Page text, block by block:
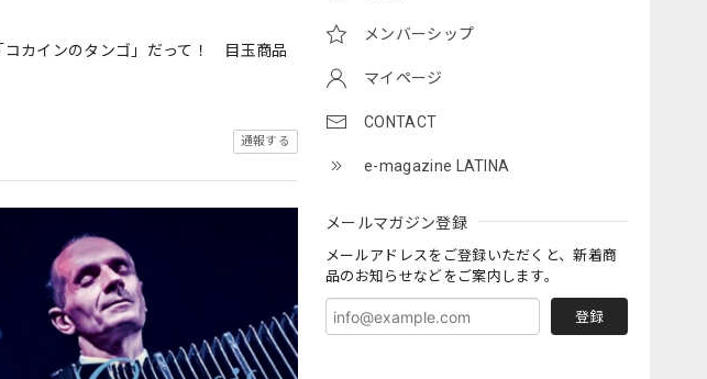
メンバーシップ
マイページ
CONTACT
e-magazine LATINA
メールマガジン登録
メールアドレスをご登録いただくと、新着商
品のお知らせなどをご案内します。
登録
カインのタンゴ」だって！ 目玉商品
通報する